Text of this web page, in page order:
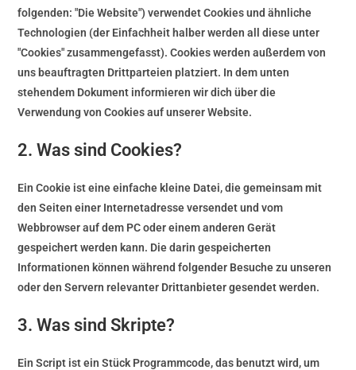
folgenden: "Die Website") verwendet Cookies und ähnliche
Technologien (der Einfachheit halber werden all diese unter
"Cookies" zusammengefasst). Cookies werden außerdem von
uns beauftragten Drittparteien platziert. In dem unten
stehendem Dokument informieren wir dich über die
Verwendung von Cookies auf unserer Website.
2. Was sind Cookies?
Ein Cookie ist eine einfache kleine Datei, die gemeinsam mit
den Seiten einer Internetadresse versendet und vom
Webbrowser auf dem PC oder einem anderen Gerät
gespeichert werden kann. Die darin gespeicherten
Informationen können während folgender Besuche zu unseren
oder den Servern relevanter Drittanbieter gesendet werden.
3. Was sind Skripte?
Ein Script ist ein Stück Programmcode, das benutzt wird, um